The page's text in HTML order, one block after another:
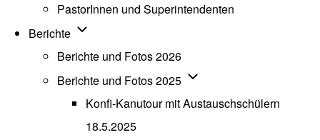
PastorInnen und Superintendenten
Berichte Unternavigation von Berichte
Berichte und Fotos 2026
Berichte und Fotos 2025 Unternavigation von
Konfi-Kanutour mit Austauschschülern
18.5.2025